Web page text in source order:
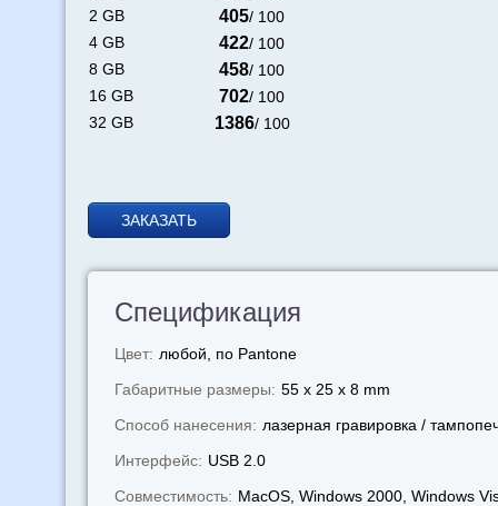
2 GB
405/ 100
4 GB
422/ 100
8 GB
458/ 100
16 GB
702/ 100
32 GB
1386/ 100
ЗАКАЗАТЬ
Спецификация
Цвет: любой, по Pantone
Габаритные размеры: 55 x 25 x 8 mm
Способ нанесения: лазерная гравировка /
Интерфейс: USB 2.0
Совместимость: MacOS, Windows 2000, Windows